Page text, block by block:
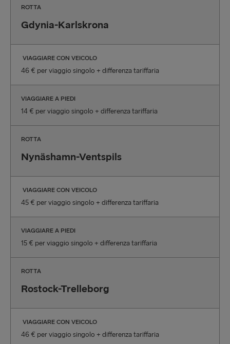
ROTTA
Gdynia-Karlskrona
VIAGGIARE CON VEICOLO
46 € per viaggio singolo + differenza tariffaria
VIAGGIARE A PIEDI
14 € per viaggio singolo + differenza tariffaria
ROTTA
Nynäshamn-Ventspils
VIAGGIARE CON VEICOLO
45 € per viaggio singolo + differenza tariffaria
VIAGGIARE A PIEDI
15 € per viaggio singolo + differenza tariffaria
ROTTA
Rostock-Trelleborg
VIAGGIARE CON VEICOLO
46 € per viaggio singolo + differenza tariffaria